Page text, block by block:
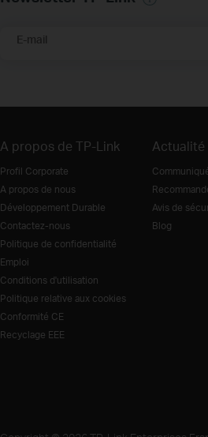
E-mail
A propos de TP-Link
Profil Corporate
A propos de nous
Développement Durable
Contactez-nous
Politique de confidentialité
Emploi
Conditions d'utilisation
Politique relative aux cookies
Conformité CE
Recyclage EEE
Actualité
Avis de
Blog